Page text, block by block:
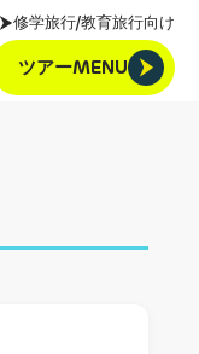
修学旅行/教育旅行向け
ツアーMENU